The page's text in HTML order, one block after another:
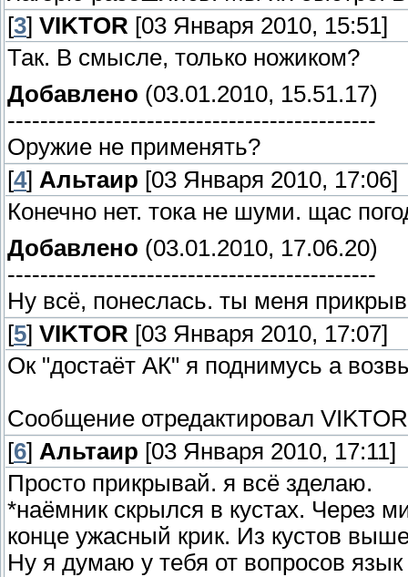
[3] VIKTOR [03 Января 2010, 15:51]
Так. В смысле, только ножиком?
Добавлено (03.01.2010, 15.51.17)
---------------------------------------------
Оружие не применять?
[4] Альтаир [03 Января 2010, 17:06]
Конечно нет. тока не шуми. щас
Добавлено (03.01.2010, 17.06.20)
---------------------------------------------
Ну всё, понеслась. ты меня
[5] VIKTOR [03 Января 2010, 17:07]
Ок "достаёт АК" я поднимусь а
Сообщение отредактировал VIKTOR
[6] Альтаир [03 Января 2010, 17:11]
Просто прикрывай. я всё зделаю.
*наёмник скрылся в кустах. Через
конце ужасный крик. Из кустов
Ну я думаю у тебя от вопросов